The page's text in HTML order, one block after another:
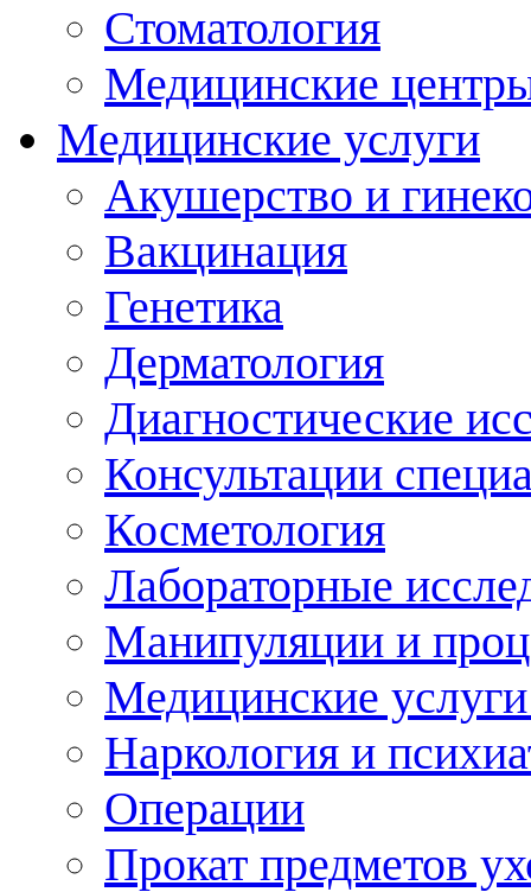
Стоматология
Медицинские
Медицинские услуги
Акушерство и
Вакцинация
Генетика
Дерматология
Диагностические
Консультации
Косметология
Лабораторные
Манипуляции и
Медицинские
Наркология и
Операции
Прокат предметов